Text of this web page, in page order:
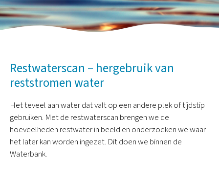
Restwaterscan – hergebruik van
reststromen water
Het teveel aan water dat valt op een andere plek of tijdstip
gebruiken. Met de restwaterscan brengen we de
hoeveelheden restwater in beeld en onderzoeken we waar
het later kan worden ingezet. Dit doen we binnen de
Waterbank.